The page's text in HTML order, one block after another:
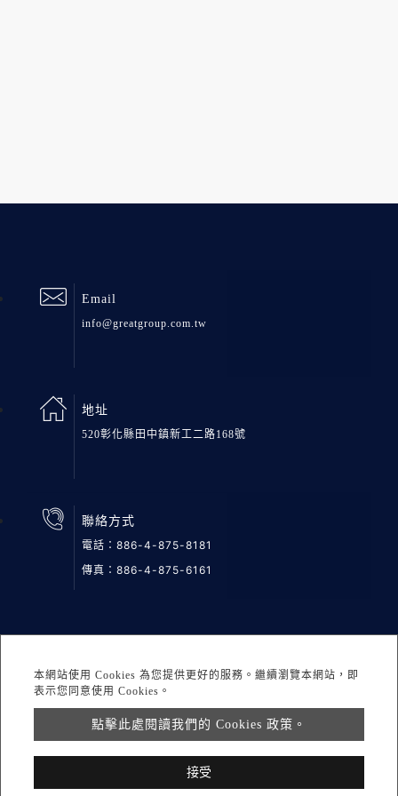
本網站使用 Cookies 為您提供更好的服務。繼續瀏覽本網站，即
表示您同意使用 Cookies。
點擊此處閱讀我們的 Cookies 政策。
接受
Email
info@greatgroup.com.tw
地址
520彰化縣田中鎮新工二路168號
聯絡方式
電話： 886-4-875-8181
傳真：886-4-875-6161
Copyright © 2026 鉅邦醫材股份有限公司 All rights reserved.
info@greatgroup.com.tw